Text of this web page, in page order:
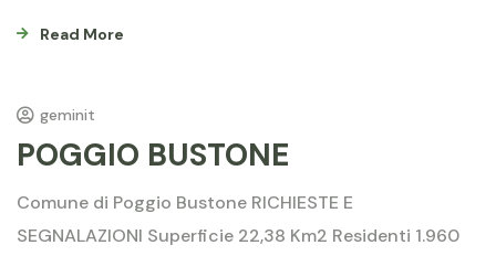
Read More
geminit
POGGIO BUSTONE
Comune di Poggio Bustone RICHIESTE E
SEGNALAZIONI Superficie 22,38 Km2 Residenti 1.960